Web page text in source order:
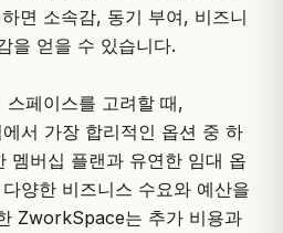
면 소속감, 동기 부여, 비즈니
을 얻을 수 있습니다.
스페이스를 고려할 때,
서 가장 합리적인 옵션 중 하
멤버십 플랜과 유연한 임대 옵
양한 비즈니스 수요와 예산을
ZworkSpace는 추가 비용과